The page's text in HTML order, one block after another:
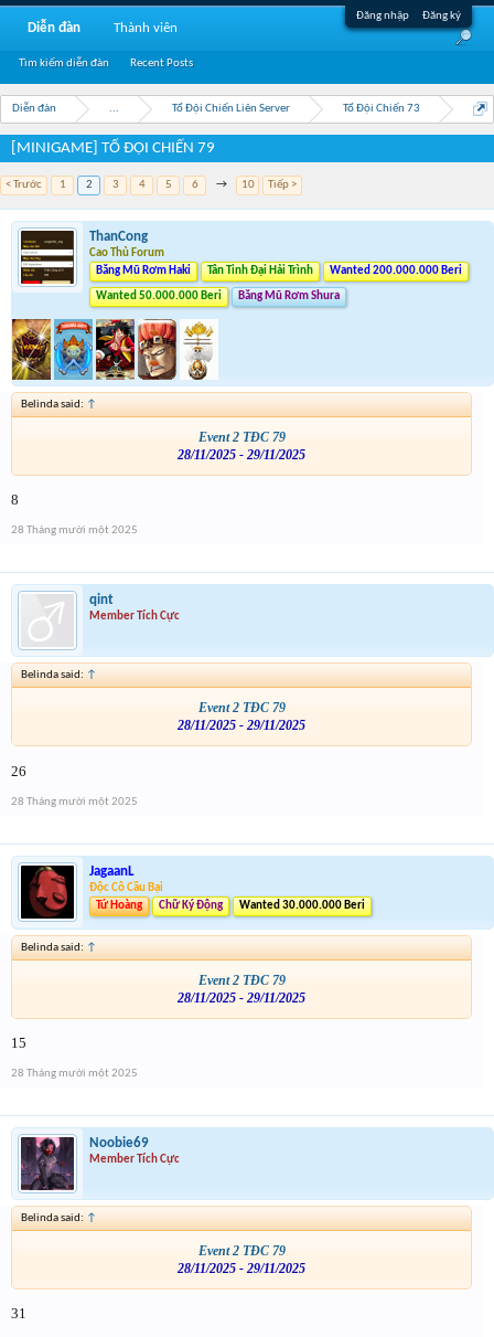
Đăng nhập Đăng ký
Diễn đàn ... Tổ Đội Chiến Liên Server Tổ Đội Chiến 73
[MINIGAME] TỔ ĐỘI CHIẾN 79
< Trước 1 2 3 4 5 6 → 10 Tiếp >
ThanCong
Cao Thủ Forum
Băng Mũ Rơm Haki
Tân Tinh Đại Hải Trình Wanted 200.000.000 Beri
Wanted 50.000.000 Beri Băng Mũ Rơm Shura
Belinda said: ↑
Event 2 TĐC 79
28/11/2025 - 29/11/2025
8
28 Tháng mười một 2025
qint
Member Tích Cực
Belinda said: ↑
Event 2 TĐC 79
28/11/2025 - 29/11/2025
26
28 Tháng mười một 2025
JagaanL
Độc Cô Cầu Bại
Tứ Hoàng
Chữ Ký Động Wanted 30.000.000 Beri
Belinda said: ↑
Event 2 TĐC 79
28/11/2025 - 29/11/2025
15
28 Tháng mười một 2025
Noobie69
Member Tích Cực
Belinda said: ↑
Event 2 TĐC 79
28/11/2025 - 29/11/2025
31
Diễn đàn
Tìm kiếm diễn đàn Recent Posts
Thành viên